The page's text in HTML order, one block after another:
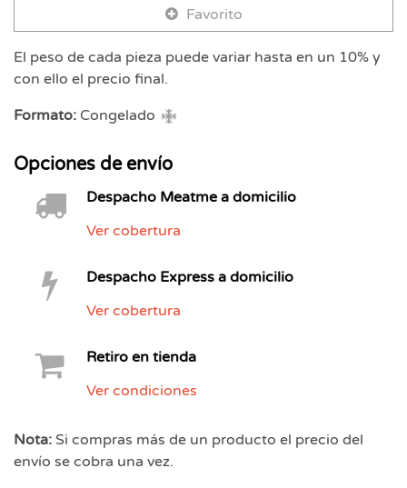
Favorito
El peso de cada pieza puede variar hasta en un 10% y
con ello el precio final.
Formato: Congelado
Opciones de envío
Despacho Meatme a domicilio
Ver cobertura
Despacho Express a domicilio
Ver cobertura
Retiro en tienda
Ver condiciones
Nota: Si compras más de un producto el precio del
envío se cobra una vez.